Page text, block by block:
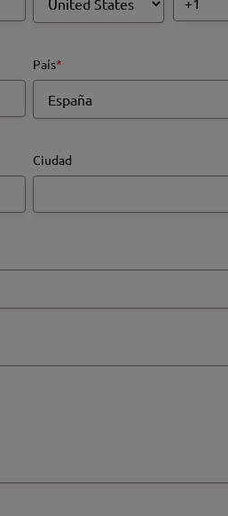
País*
Ciudad